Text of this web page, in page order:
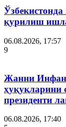
қурилиш
06.08.2026, 17:57
9
Жанни
ҳуқуқларини
президенти
06.08.2026, 17:40